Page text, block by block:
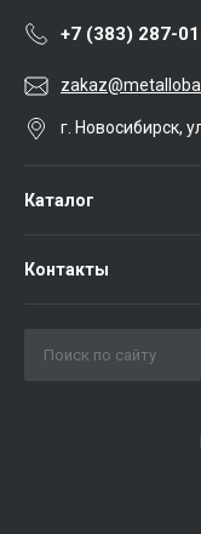
+7 (383) 287-
г. Новосибирск,
Каталог
Контакты